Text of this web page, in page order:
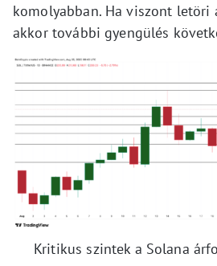
komolyabban. Ha viszont
akkor további gyengülés
Kritikus szintek a Solana